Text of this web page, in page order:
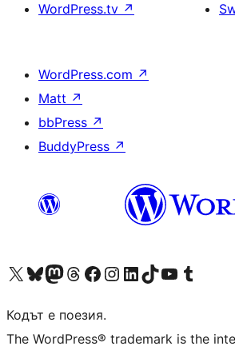
WordPress.tv ↗
WordPress.com ↗
Matt ↗
bbPress ↗
BuddyPress ↗
Visit our X (formerly Twitter) account
Visit our Bluesky account
Visit our Mastodon account
Visit our Threads account
Посетете нашата страница във Facebook
Посетете нашия профил в Instagram
Посетете нашия профил в LinkedIn
Visit our TikTok account
Visit our YouTube channel
Visit our Tumblr
Кодът е поезия.
The WordPress® trademark is the